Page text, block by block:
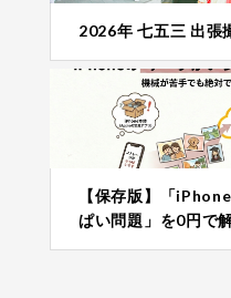
2026年 七五三 出張
【保存版】「
ぱい問題」を0円で